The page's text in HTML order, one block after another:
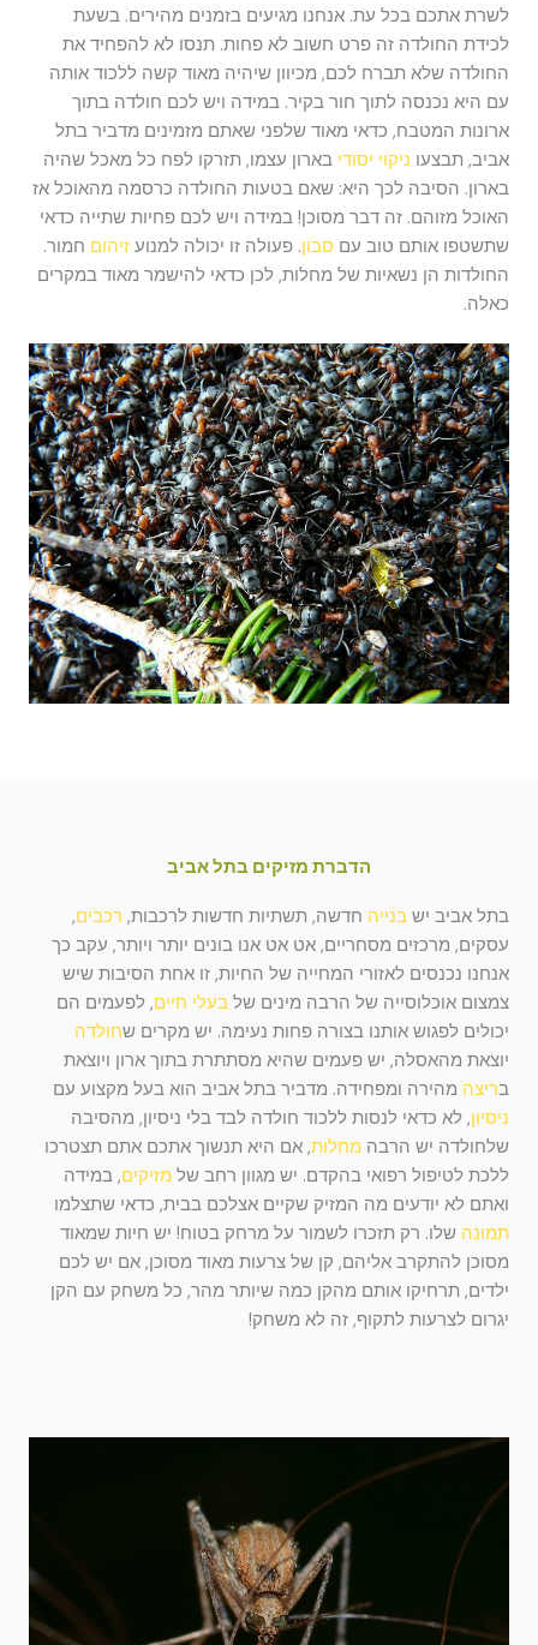
לשרת אתכם בכל עת. אנחנו מגיעים בזמנים מהירים. בשעת
לכידת החולדה זה פרט חשוב לא פחות. תנסו לא להפחיד את
החולדה שלא תברח לכם, מכיוון שיהיה מאוד קשה ללכוד אותה
עם היא נכנסה לתוך חור בקיר. במידה ויש לכם חולדה בתוך
ארונות המטבח, כדאי מאוד שלפני שאתם מזמינים מדביר בתל
אביב, תבצעו ניקוי יסודי בארון עצמו, תזרקו לפח כל מאכל שהיה
בארון. הסיבה לכך היא: שאם בטעות החולדה כרסמה מהאוכל אז
האוכל מזוהם. זה דבר מסוכן! במידה ויש לכם פחיות שתייה כדאי
שתשטפו אותם טוב עם סבון. פעולה זו יכולה למנוע זיהום חמור.
החולדות הן נשאיות של מחלות, לכן כדאי להישמר מאוד במקרים
כאלה.
הדברת מזיקים בתל אביב
בתל אביב יש בנייה חדשה, תשתיות חדשות לרכבות, רכבים,
עסקים, מרכזים מסחריים, אט אט אנו בונים יותר ויותר, עקב כך
אנחנו נכנסים לאזורי המחייה של החיות, זו אחת הסיבות שיש
צמצום אוכלוסייה של הרבה מינים של בעלי חיים, לפעמים הם
יכולים לפגוש אותנו בצורה פחות נעימה. יש מקרים שחולדה
יוצאת מהאסלה, יש פעמים שהיא מסתתרת בתוך ארון ויוצאת
בריצה מהירה ומפחידה. מדביר בתל אביב הוא בעל מקצוע עם
ניסיון, לא כדאי לנסות ללכוד חולדה לבד בלי ניסיון, מהסיבה
שלחולדה יש הרבה מחלות, אם היא תנשוך אתכם אתם תצטרכו
ללכת לטיפול רפואי בהקדם. יש מגוון רחב של מזיקים, במידה
ואתם לא יודעים מה המזיק שקיים אצלכם בבית, כדאי שתצלמו
תמונה שלו. רק תזכרו לשמור על מרחק בטוח! יש חיות שמאוד
מסוכן להתקרב אליהם, קן של צרעות מאוד מסוכן, אם יש לכם
ילדים, תרחיקו אותם מהקן כמה שיותר מהר, כל משחק עם הקן
יגרום לצרעות לתקוף, זה לא משחק!